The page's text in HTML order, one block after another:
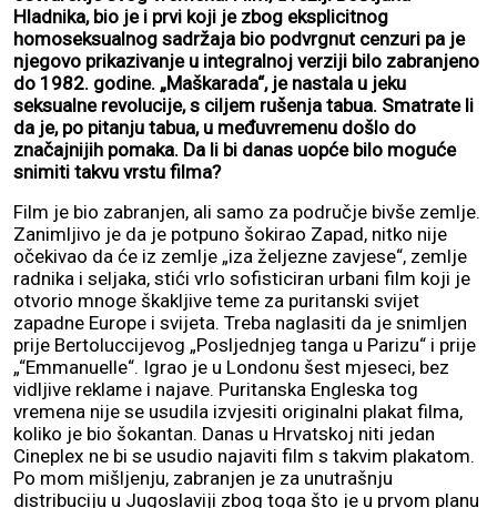
Hladnika, bio je i prvi koji je zbog eksplicitnog
homoseksualnog sadržaja bio podvrgnut cenzuri pa je
njegovo prikazivanje u integralnoj verziji bilo zabranjeno
do 1982. godine. „Maškarada“, je nastala u jeku
seksualne revolucije, s ciljem rušenja tabua. Smatrate li
da je, po pitanju tabua, u međuvremenu došlo do
značajnijih pomaka. Da li bi danas uopće bilo moguće
snimiti takvu vrstu filma?
Film je bio zabranjen, ali samo za područje bivše zemlje.
Zanimljivo je da je potpuno šokirao Zapad, nitko nije
očekivao da će iz zemlje „iza željezne zavjese“, zemlje
radnika i seljaka, stići vrlo sofisticiran urbani film koji je
otvorio mnoge škakljive teme za puritanski svijet
zapadne Europe i svijeta. Treba naglasiti da je snimljen
prije Bertoluccijevog „Posljednjeg tanga u Parizu“ i prije
„“Emmanuelle“. Igrao je u Londonu šest mjeseci, bez
vidljive reklame i najave. Puritanska Engleska tog
vremena nije se usudila izvjesiti originalni plakat filma,
koliko je bio šokantan. Danas u Hrvatskoj niti jedan
Cineplex ne bi se usudio najaviti film s takvim plakatom.
Po mom mišljenju, zabranjen je za unutrašnju
distribuciju u Jugoslaviji zbog toga što je u prvom planu